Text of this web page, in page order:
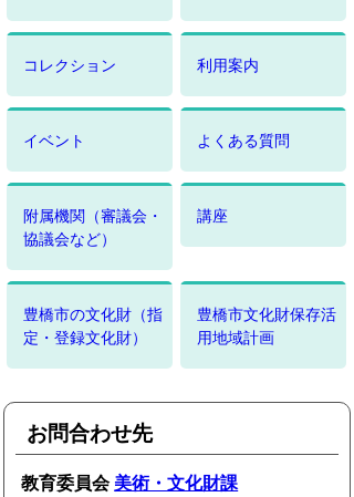
コレクション 利用案内
イベント よくある質問
附属機関（審議会・
協議会など）
講座
豊橋市の文化財（指
定・登録文化財）
豊橋市文化財保存活
用地域計画
お問合わせ先
教育委員会 美術・文化財課